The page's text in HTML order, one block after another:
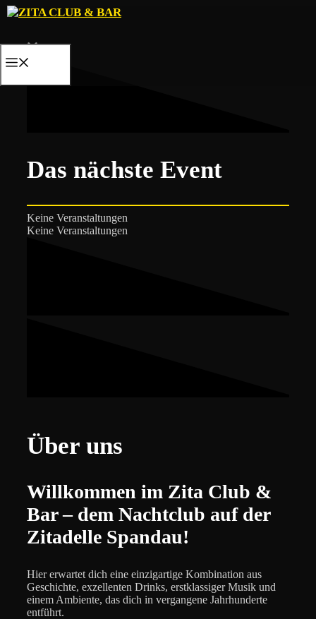
Zum
Das nächste Event
Keine Veranstaltungen
Keine Veranstaltungen
Über uns
Willkommen im Zita Club &
Bar – dem Nachtclub auf der
Zitadelle Spandau!
Hier erwartet dich eine einzigartige Kombination aus
Geschichte, exzellenten Drinks, erstklassiger Musik und
einem Ambiente, das dich in vergangene Jahrhunderte
entführt.